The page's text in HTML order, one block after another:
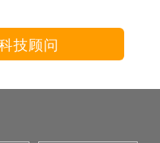
技顾问